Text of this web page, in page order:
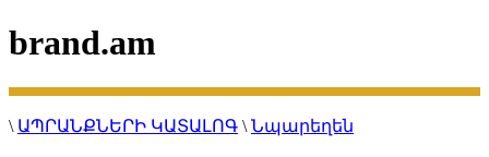
brand.am
\ ԱՊՐԱՆՔՆԵՐԻ ԿԱՏԱԼՈԳ \ Նպարեղեն